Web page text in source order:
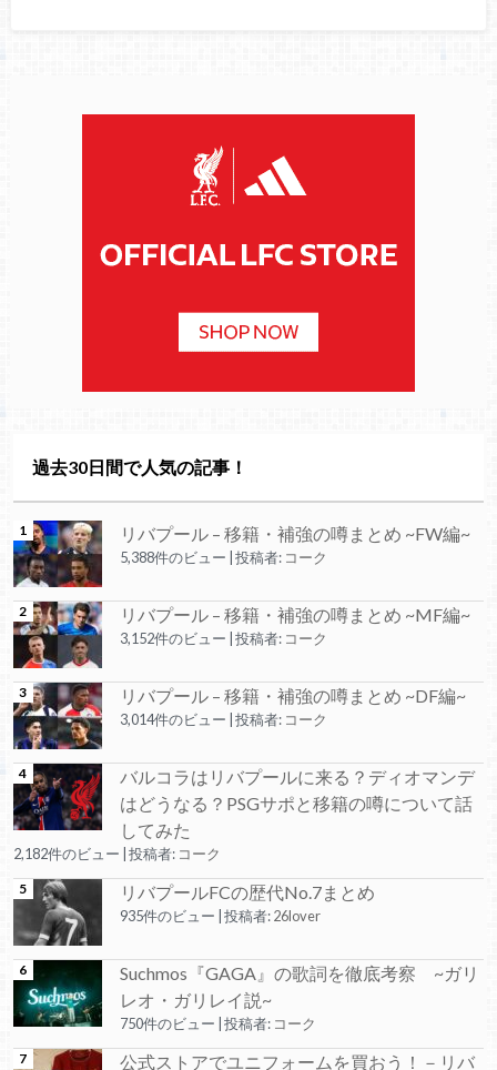
過去30日間で人気の記事！
リバプール – 移籍・補強の噂まとめ ~FW編~
5,388件のビュー 投稿者: コーク
リバプール – 移籍・補強の噂まとめ ~MF編~
3,152件のビュー 投稿者: コーク
リバプール – 移籍・補強の噂まとめ ~DF編~
3,014件のビュー 投稿者: コーク
バルコラはリバプールに来る？ディオマンデ
はどうなる？PSGサポと移籍の噂について話
してみた
2,182件のビュー 投稿者: コーク
リバプールFCの歴代No.7まとめ
935件のビュー 投稿者:26lover
Suchmos『GAGA』の歌詞を徹底考察 ~ガリ
レオ・ガリレイ説~
750件のビュー 投稿者: コーク
公式ストアでユニフォームを買おう！－リバ